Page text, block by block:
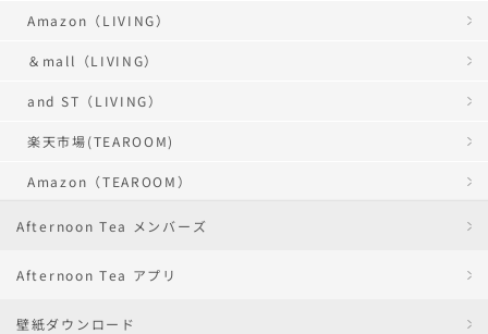
Amazon（LIVING）
＆mall（LIVING）
and ST（LIVING）
楽天市場(TEAROOM)
Amazon（TEAROOM）
Afternoon Tea メンバーズ
Afternoon Tea アプリ
壁紙ダウンロード